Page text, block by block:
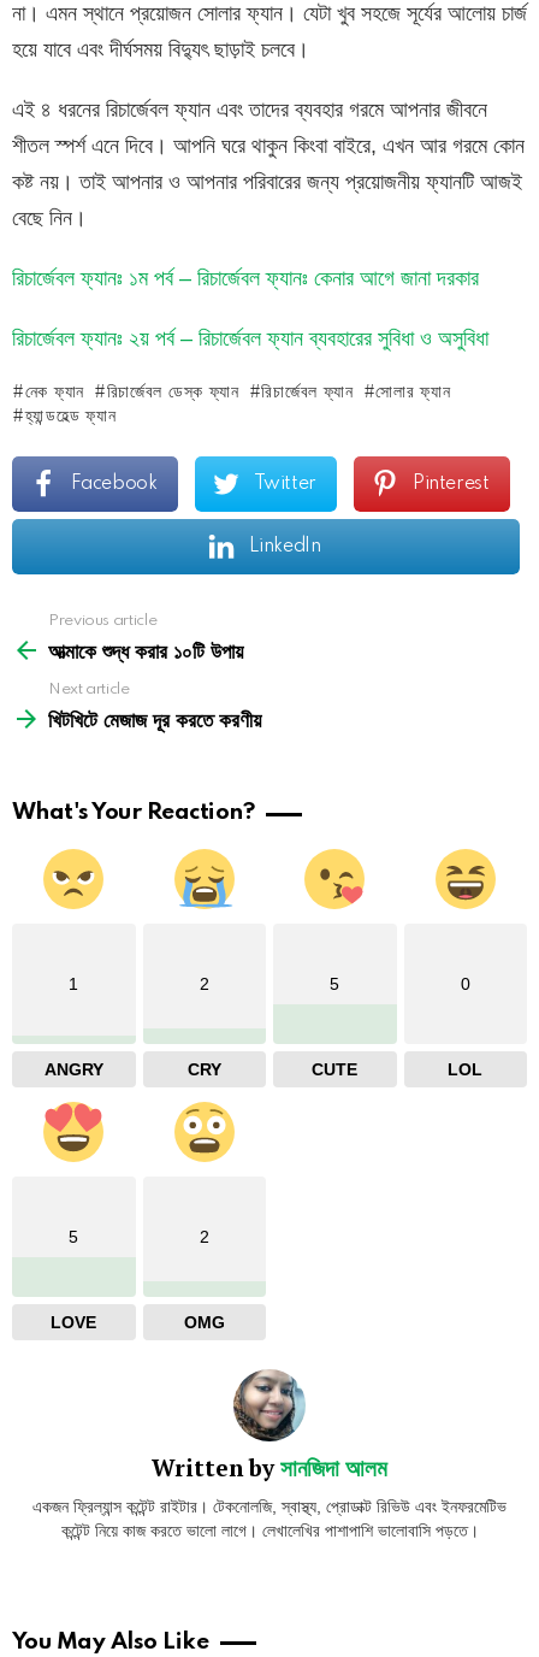
না। এমন স্থানে প্রয়োজন সোলার ফ্যান। যেটা খুব সহজে সূর্যের আলোয় চার্জ
হয়ে যাবে এবং দীর্ঘসময় বিদ্যুৎ ছাড়াই চলবে।
এই ৪ ধরনের রিচার্জেবল ফ্যান এবং তাদের ব্যবহার গরমে আপনার জীবনে
শীতল স্পর্শ এনে দিবে। আপনি ঘরে থাকুন কিংবা বাইরে, এখন আর গরমে কোন
কষ্ট নয়। তাই আপনার ও আপনার পরিবারের জন্য প্রয়োজনীয় ফ্যানটি আজই
বেছে নিন।
রিচার্জেবল ফ্যানঃ ১ম পর্ব – রিচার্জেবল ফ্যানঃ কেনার আগে জানা দরকার
রিচার্জেবল ফ্যানঃ ২য় পর্ব – রিচার্জেবল ফ্যান ব্যবহারের সুবিধা ও অসুবিধা
নেক ফ্যান রিচার্জেবল ডেস্ক ফ্যান রিচার্জেবল ফ্যান
সোলার ফ্যান
হ্যান্ডহেল্ড ফ্যান
Facebook Twitter Pinterest
LinkedIn
more
Previous article
আত্মাকে শুদ্ধ করার ১০টি উপায়
Next article
খিটখিটে মেজাজ দূর করতে করণীয়
What's Your Reaction?
1
ANGRY
2
CRY
5
CUTE
0
LOL
5
LOVE
2
OMG
Written byসানজিদা আলম
একজন ফ্রিল্যান্স কন্টেন্ট রাইটার। টেকনোলজি, স্বাস্থ্য, প্রোডাক্ট রিভিউ এবং ইনফরমেটিভ
কন্টেন্ট নিয়ে কাজ করতে ভালো লাগে। লেখালেখির পাশাপাশি ভালোবাসি পড়তে।
You May Also Like